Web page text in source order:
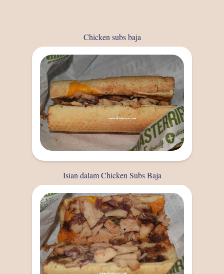
Chicken subs baja
Isian dalam Chicken Subs Baja